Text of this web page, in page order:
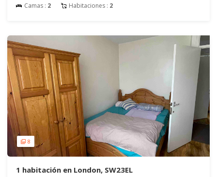
Camas : 2 Habitaciones : 2
8
1 habitación en London, SW23EL